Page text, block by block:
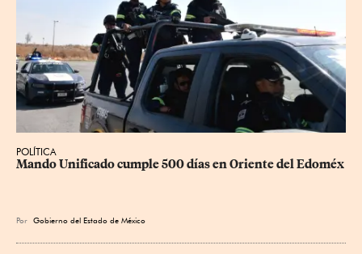
POLÍTICA
Mando Unificado cumple 500 días en Oriente del Edoméx
Por Gobierno del Estado de México